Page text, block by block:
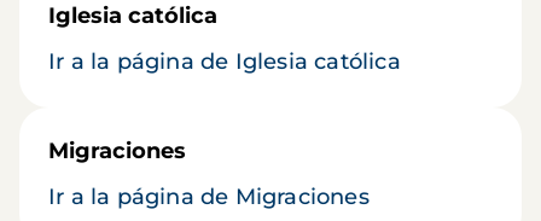
Iglesia católica
Ir a la página de Iglesia católica
Migraciones
Ir a la página de Migraciones